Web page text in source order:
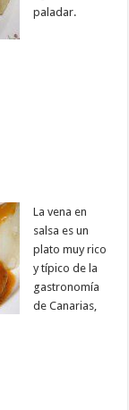
paladar.
La vena en
salsa es un
plato muy rico
y típico de la
gastronomía
de Canarias,